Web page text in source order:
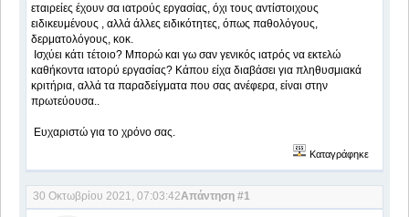
εταιρείες έχουν σα ιατρούς εργασίας, όχι τους αντίστοιχους
ειδικευμένους , αλλά άλλες ειδικότητες, όπως παθολόγους,
δερματολόγους, κοκ.
Ισχύει κάτι τέτοιο? Μπορώ και γω σαν γενικός ιατρός να εκτελώ
καθήκοντα ιατορύ εργασίας? Κάπου είχα διαβάσει για πληθυσμιακά
κριτήρια, αλλά τα παραδείγματα που σας ανέφερα, είναι στην
πρωτεύουσα..
Ευχαριστώ για το χρόνο σας.
Καταγράφηκε
30 Οκτωβρίου 2021, 07:03:42Απάντηση #1